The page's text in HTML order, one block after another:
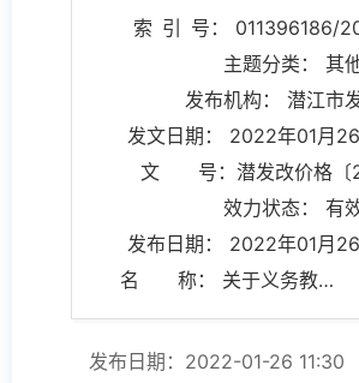
索 引 号： 011396186/
主题分类： 其
发布机构： 潜江市
发文日期： 2022年01月
文 号：潜发改价格〔
效力状态： 有
发布日期： 2022年01月
名 称： 关于义务教育阶段线下学科类校外培训收费有关事项的通知
发布日期：2022-01-26 11:30